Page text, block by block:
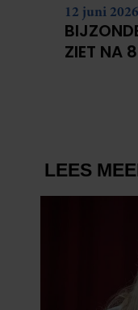
12 juni 2026
ZIET NA